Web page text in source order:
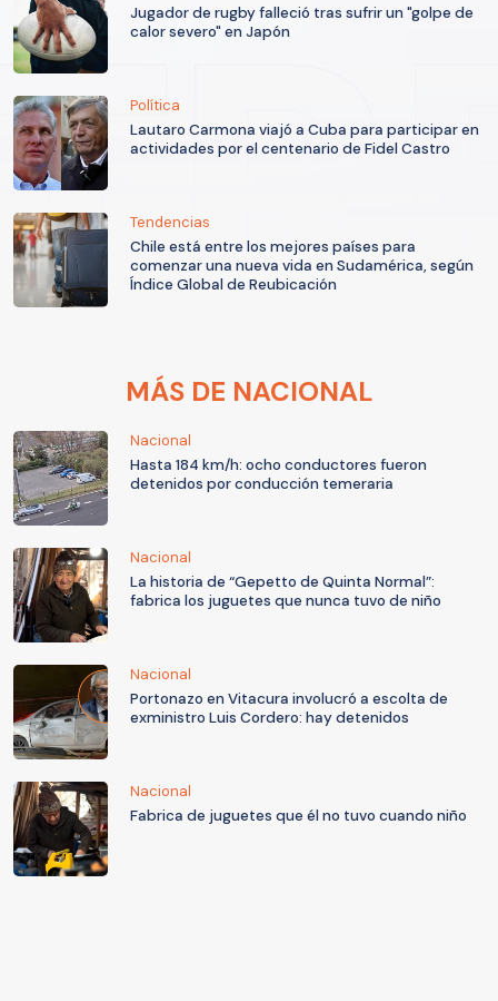
Jugador de rugby falleció tras sufrir un "golpe de
calor severo" en Japón
Política
Lautaro Carmona viajó a Cuba para participar en
actividades por el centenario de Fidel Castro
Tendencias
Chile está entre los mejores países para
comenzar una nueva vida en Sudamérica, según
Índice Global de Reubicación
MÁS DE NACIONAL
Nacional
Hasta 184 km/h: ocho conductores fueron
detenidos por conducción temeraria
Nacional
La historia de “Gepetto de Quinta Normal”:
fabrica los juguetes que nunca tuvo de niño
Nacional
Portonazo en Vitacura involucró a escolta de
exministro Luis Cordero: hay detenidos
Nacional
Fabrica de juguetes que él no tuvo cuando niño